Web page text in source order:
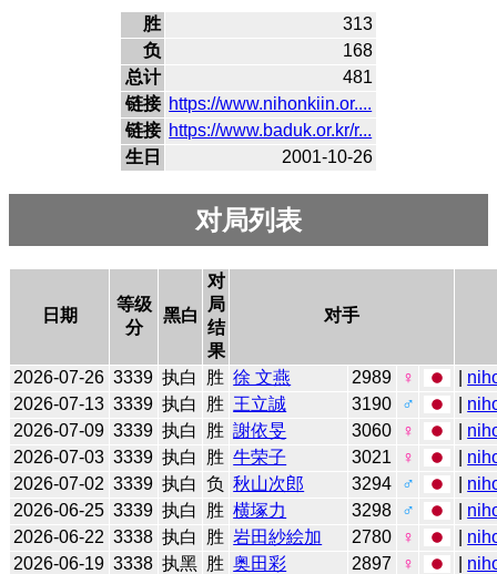
胜
313
负
168
总计
481
链接 https://www.nihonkiin.or....
链接 https://www.baduk.or.kr/r...
生日
2001-10-26
对局列表
日期
等级
分
黑白
对
局
结
果
对手
2026-07-26 3339 执白 胜 徐 文燕 2989 ♀
2026-07-13 3339 执白 胜 王立誠 3190 ♂
2026-07-09 3339 执白 胜 謝依旻 3060 ♀
2026-07-03 3339 执白 胜 牛荣子 3021 ♀
2026-07-02 3339 执白 负 秋山次郎 3294 ♂
2026-06-25 3339 执白 胜 横塚力 3298 ♂
2026-06-22 3338 执白 胜 岩田紗絵加 2780 ♀
2026-06-19 3338 执黑 胜 奥田彩 2897 ♀